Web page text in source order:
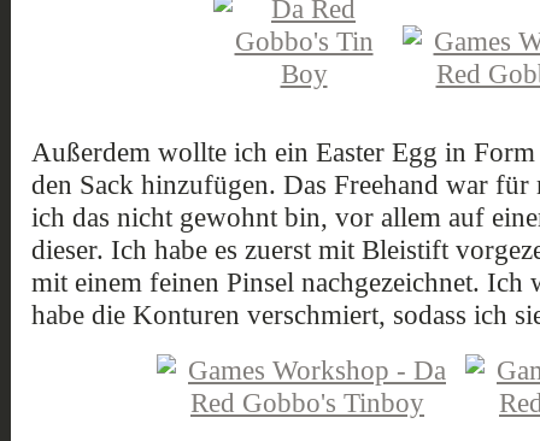
Außerdem wollte ich ein Easter Egg in
den Sack hinzufügen. Das Freehand war
ich das nicht gewohnt bin, vor allem auf
dieser. Ich habe es zuerst mit Bleistift
mit einem feinen Pinsel nachgezeichnet. Ich
habe die Konturen verschmiert, sodass ich